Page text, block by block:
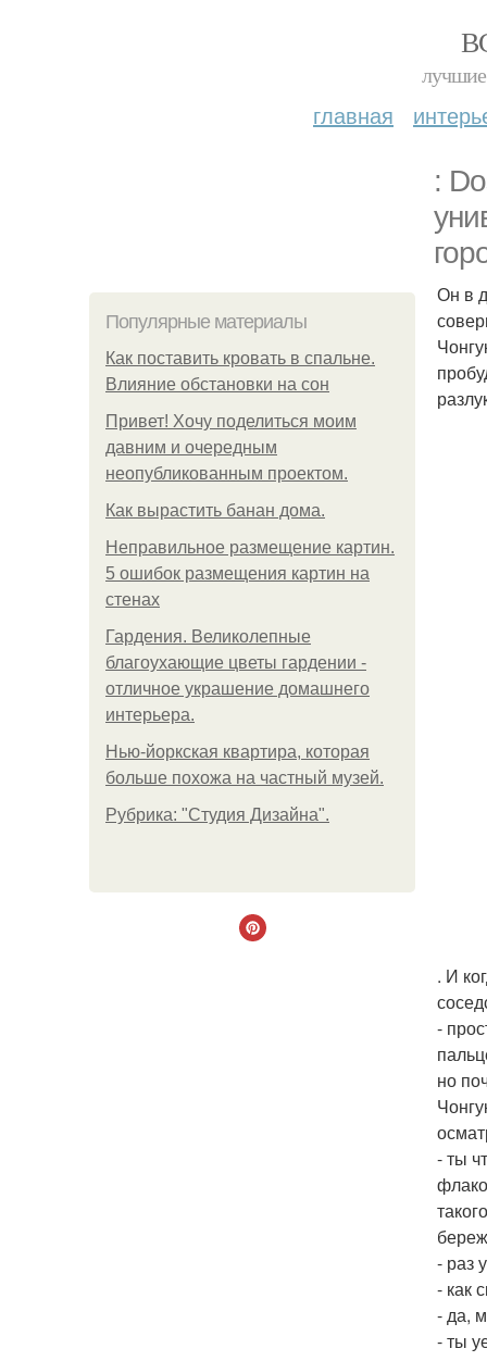
лучшие
главная
:
Популярные материалы
Как поставить кровать в спальне.
Влияние обстановки на сон
Привет! Хочу поделиться моим
давним и очередным
неопубликованным проектом.
Как вырастить банан дома.
Неправильное размещение картин.
5 ошибок размещения картин на
стенах
Гардения. Великолепные
благоухающие цветы гардении -
отличное украшение домашнего
интерьера.
Нью-йоркская квартира, которая
больше похожа на частный музей.
Рубрика: "Студия Дизайна".
Он в
. И
-
но
- ты
- раз
- как
- да,
- ты